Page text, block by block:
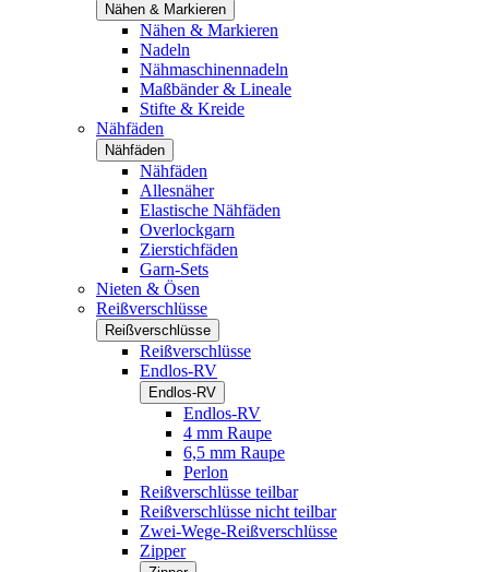
Nähen & Markieren
Nähen & Markieren
Nadeln
Nähmaschinennadeln
Maßbänder & Lineale
Stifte & Kreide
Nähfäden
Nähfäden
Nähfäden
Allesnäher
Elastische Nähfäden
Overlockgarn
Zierstichfäden
Garn-Sets
Nieten & Ösen
Reißverschlüsse
Reißverschlüsse
Reißverschlüsse
Endlos-RV
Endlos-RV
Endlos-RV
4 mm Raupe
6,5 mm Raupe
Perlon
Reißverschlüsse teilbar
Reißverschlüsse nicht teilbar
Zwei-Wege-Reißverschlüsse
Zipper